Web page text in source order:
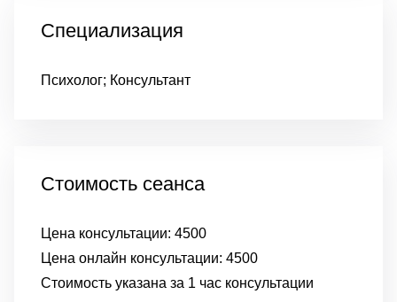
Специализация
Психолог; Консультант
Стоимость сеанса
Цена консультации: 4500
Цена онлайн консультации: 4500
Стоимость указана за 1 час консультации